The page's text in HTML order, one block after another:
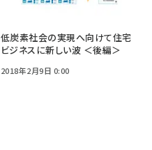
低炭素社会の実現へ向けて住宅
ビジネスに新しい波 ＜後編＞
2018年2月9日 0:00